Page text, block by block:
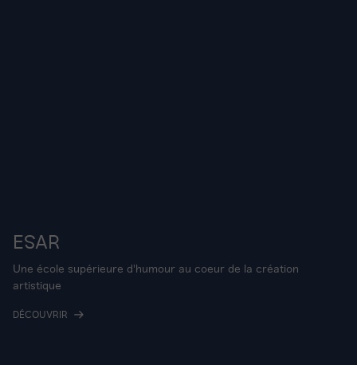
ESAR
Une école supérieure d'humour au coeur de la création
artistique
DÉCOUVRIR